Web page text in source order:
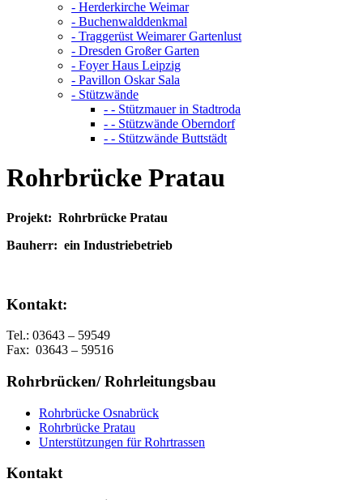
- Herderkirche Weimar
- Buchenwalddenkmal
- Traggerüst Weimarer Gartenlust
- Dresden Großer Garten
- Foyer Haus Leipzig
- Pavillon Oskar Sala
- Stützwände
- - Stützmauer in Stadtroda
- - Stützwände Oberndorf
- - Stützwände Buttstädt
Rohrbrücke Pratau
Projekt: Rohrbrücke Pratau
Bauherr: ein Industriebetrieb
Kontakt:
Tel.: 03643 – 59549
Fax: 03643 – 59516
Rohrbrücken/ Rohrleitungsbau
Rohrbrücke Osnabrück
Rohrbrücke Pratau
Unterstützungen für Rohrtrassen
Kontakt